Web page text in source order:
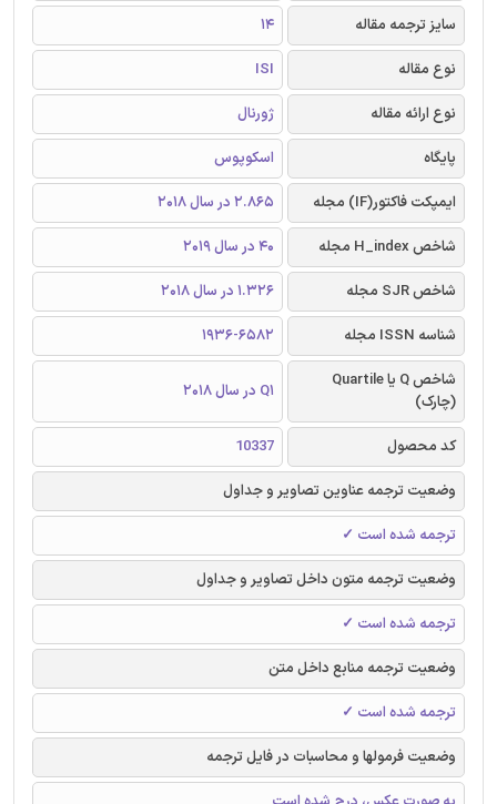
سایز ترجمه مقاله
14
نوع مقاله
ISI
نوع ارائه مقاله
ژورنال
پایگاه
اسکوپوس
ایمپکت فاکتور(IF) مجله
2.865 در سال 2018
شاخص H_index مجله
40 در سال 2019
شاخص SJR مجله
1.326 در سال 2018
شناسه ISSN مجله
1936-6582
شاخص Q یا Quartile
(چارک)
Q1 در سال 2018
کد محصول
10337
وضعیت ترجمه عناوین تصاویر و جداول
ترجمه شده است ✓
وضعیت ترجمه متون داخل تصاویر و جداول
ترجمه شده است ✓
وضعیت ترجمه منابع داخل متن
ترجمه شده است ✓
وضعیت فرمولها و محاسبات در فایل ترجمه